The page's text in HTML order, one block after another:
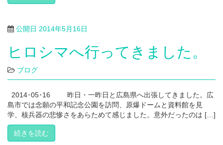
公開日 2014年5月16日
ヒロシマへ行ってきました。
ブログ
2014･05･16 昨日・一昨日と広島県へ出張してきました。広
島市では念願の平和記念公園を訪問、原爆ドームと資料館を見
学、核兵器の悲惨さをあらためて感じました。意外だったのは […]
続きを読む